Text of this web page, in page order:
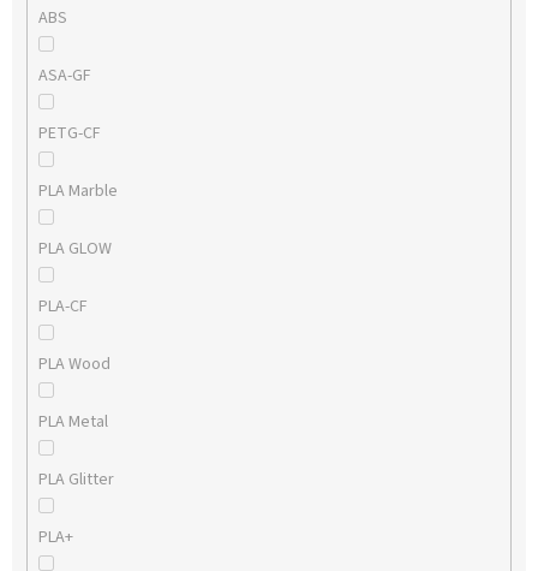
ABS
ASA-GF
PETG-CF
PLA Marble
PLA GLOW
PLA-CF
PLA Wood
PLA Metal
PLA Glitter
PLA+